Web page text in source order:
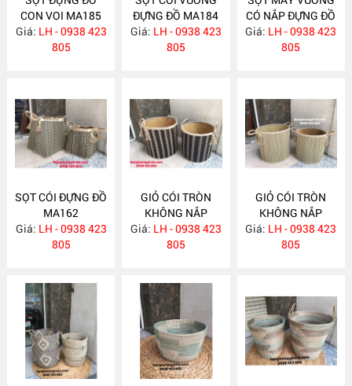
CON VOI MA185
Giá: LH - 0938 423
805
ĐỰNG ĐỒ MA184
Giá: LH - 0938 423
805
CÓ NẮP ĐỰNG ĐỒ
MA183
Giá: LH - 0938 423
805
SỌT CÓI ĐỰNG ĐỒ
MA162
Giá: LH - 0938 423
805
GIỎ CÓI TRÒN
KHÔNG NẮP
MA161
Giá: LH - 0938 423
805
GIỎ CÓI TRÒN
KHÔNG NẮP
MA160
Giá: LH - 0938 423
805